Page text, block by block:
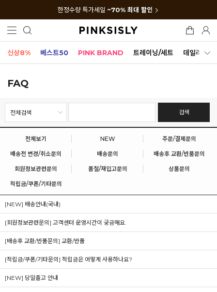
한정수량 특가세일 ~70% 최대 할인
신상8% 베스트50 PINK BRAND 트레이닝/세트 데일리세트
FAQ
검색
전체보기 NEW 주문/결제문의
배송전 변경/취소문의 배송문의 배송후 교환/반품문의
회원정보관련문의 품절/재입고문의 상품문의
적립금/쿠폰/기타문의
[NEW] 배송안내(국내)
[회원정보관련문의] 고객센터 운영시간이 궁금해요.
[배송후 교환/반품문의] 교환/반품
[적립금/쿠폰/기타문의] 적립금은 어떻게 사용하나요?
[NEW] 당일출고 안내